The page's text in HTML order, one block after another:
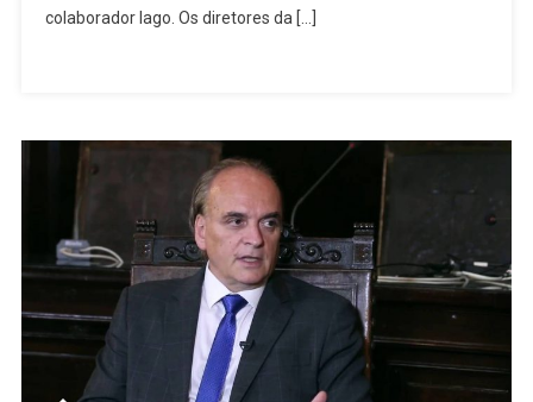
Das
Osasco
colaborador Iago. Os diretores da […]